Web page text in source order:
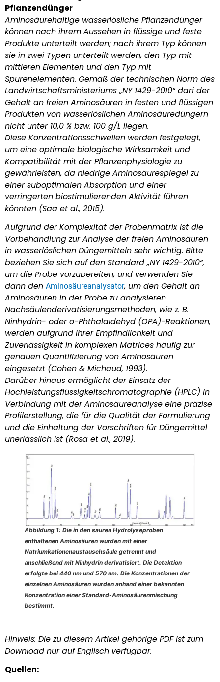
Pflanzendünger
Aminosäurehaltige wasserlösliche Pflanzendünger
können nach ihrem Aussehen in flüssige und feste
Produkte unterteilt werden; nach ihrem Typ können
sie in zwei Typen unterteilt werden, den Typ mit
mittleren Elementen und den Typ mit
Spurenelementen. Gemäß der technischen Norm des
Landwirtschaftsministeriums „NY 1429-2010“ darf der
Gehalt an freien Aminosäuren in festen und flüssigen
Produkten von wasserlöslichen Aminosäuredüngern
nicht unter 10,0 % bzw. 100 g/L liegen.
Diese Konzentrationsschwellen werden festgelegt,
um eine optimale biologische Wirksamkeit und
Kompatibilität mit der Pflanzenphysiologie zu
gewährleisten, da niedrige Aminosäurespiegel zu
einer suboptimalen Absorption und einer
verringerten biostimulierenden Aktivität führen
könnten (Saa et al., 2015).
Aufgrund der Komplexität der Probenmatrix ist die
Vorbehandlung zur Analyse der freien Aminosäuren
in wasserlöslichen Düngemitteln sehr wichtig. Bitte
beziehen Sie sich auf den Standard „NY 1429-2010“,
um die Probe vorzubereiten, und verwenden Sie
dann den Aminosäureanalysator, um den Gehalt an
Aminosäuren in der Probe zu analysieren.
Nachsäulenderivatisierungsmethoden, wie z. B.
Ninhydrin- oder o-Phthalaldehyd (OPA)-Reaktionen,
werden aufgrund ihrer Empfindlichkeit und
Zuverlässigkeit in komplexen Matrices häufig zur
genauen Quantifizierung von Aminosäuren
eingesetzt (Cohen & Michaud, 1993).
Darüber hinaus ermöglicht der Einsatz der
Hochleistungsflüssigkeitschromatographie (HPLC) in
Verbindung mit der Aminosäureanalyse eine präzise
Profilerstellung, die für die Qualität der Formulierung
und die Einhaltung der Vorschriften für Düngemittel
unerlässlich ist (Rosa et al., 2019).
Abbildung 1: Die in den sauren Hydrolyseproben
enthaltenen Aminosäuren wurden mit einer
Natriumkationenaustauschsäule getrennt und
anschließend mit Ninhydrin derivatisiert. Die Detektion
erfolgte bei 440 nm und 570 nm. Die Konzentrationen der
einzelnen Aminosäuren wurden anhand einer bekannten
Konzentration einer Standard-Aminosäurenmischung
bestimmt.
Hinweis: Die zu diesem Artikel gehörige PDF ist zum
Download nur auf Englisch verfügbar.
Quellen: